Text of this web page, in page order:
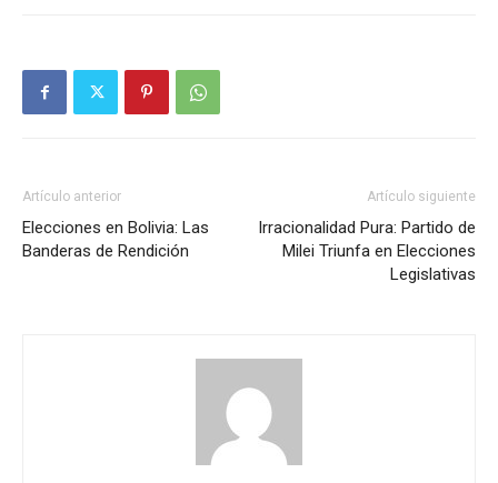
Artículo anterior
Elecciones en Bolivia: Las
Banderas de Rendición
Artículo siguiente
Irracionalidad Pura: Partido de
Milei Triunfa en Elecciones
Legislativas